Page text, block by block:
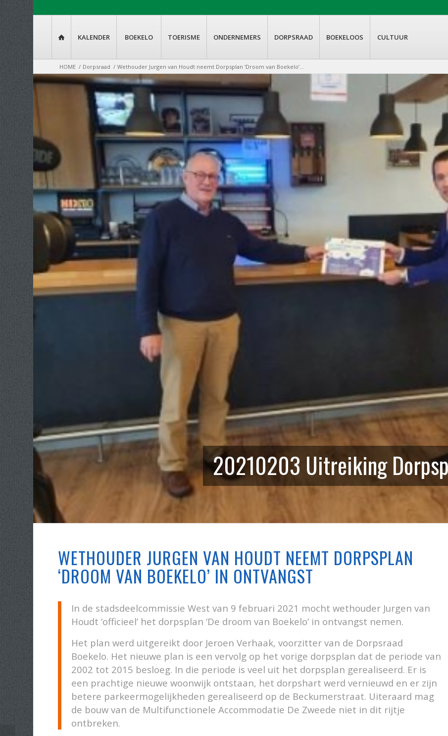
 KALENDER BOEKELO TOERISME ONDERNEMERS DORPSRAAD BOEKELOOS CULTUUR
HOME / Dorpsraad / Wethouder Jurgen van Houdt neemt Dorpsplan ‘Droom van Boekelo’...
20210203 Uitreiking
WETHOUDER JURGEN VAN HOUDT NEEMT DORPSPLAN
‘DROOM VAN BOEKELO’ IN ONTVANGST
In de stadsdeelcommissie West van 9 februari 2021 mocht wethouder Jurgen van
Houdt ‘officieel’ het dorpsplan ‘De droom van Boekelo’ in ontvangst nemen.
Het plan werd uitgereikt door Jeroen Verhaak, voorzitter van de Dorpsraad
Boekelo. Het nieuwe plan is een vervolg op het vorige dorpsplan dat de periode van
2002 tot 2015 besloeg. In die periode is veel uit het dorpsplan gerealiseerd. Er is
een prachtige nieuwe woonwijk ontstaan, het dorpshart werd vernieuwd en er zijn
betere parkeermogelijkheden gerealiseerd op de Beckumerstraat. Uiteraard mag
de bouw van de Multifunctionele Accommodatie De Zweede niet in dit rijtje
ontbreken.